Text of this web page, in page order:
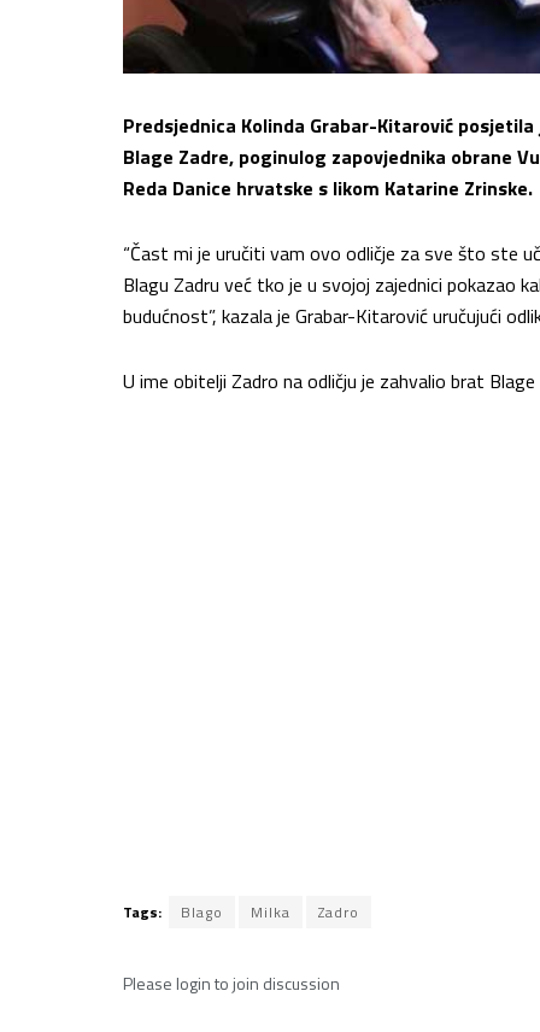
Predsjednica Kolinda Grabar-Kitarović
Blage Zadre, poginulog zapovjednika obrane
Reda Danice hrvatske s likom Katarine Zrinske.
“Čast mi je uručiti vam ovo odličje za sve što ste
Blagu Zadru već tko je u svojoj zajednici pokazao
budućnost”, kazala je Grabar-Kitarović uručujući
U ime obitelji Zadro na odličju je zahvalio brat
Tags: Blago Milka Zadro
Please loginto join discussion